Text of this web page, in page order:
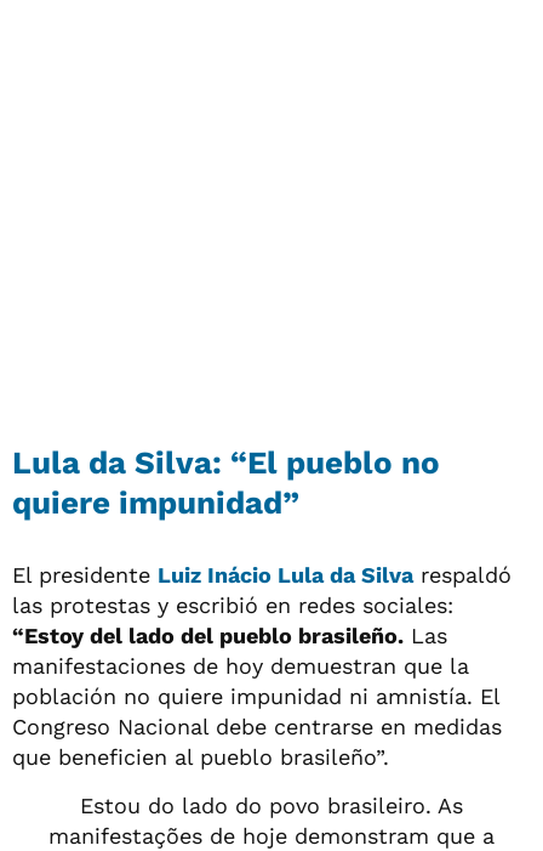
Lula da Silva: “El pueblo no
quiere impunidad”
El presidente Luiz Inácio Lula da Silvarespaldó
las protestas y escribió en redes sociales:
“Estoy del lado del pueblo brasileño. Las
manifestaciones de hoy demuestran que la
población no quiere impunidad ni amnistía. El
Congreso Nacional debe centrarse en medidas
que beneficien al pueblo brasileño”.
Estou do lado do povo brasileiro. As
manifestações de hoje demonstram que a